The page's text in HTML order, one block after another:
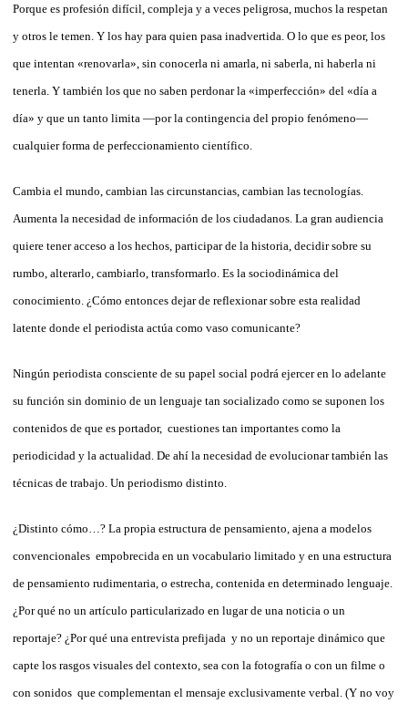
Porque es profesión difícil, compleja y a veces peligrosa, muchos la respetan
y otros le temen. Y los hay para quien pasa inadvertida. O lo que es peor, los
que intentan «renovarla», sin conocerla ni amarla, ni saberla, ni haberla ni
tenerla. Y también los que no saben perdonar la «imperfección» del «día a
día» y que un tanto limita —por la contingencia del propio fenómeno—
cualquier forma de perfeccionamiento científico.
Cambia el mundo, cambian las circunstancias, cambian las tecnologías.
Aumenta la necesidad de información de los ciudadanos. La gran audiencia
quiere tener acceso a los hechos, participar de la historia, decidir sobre su
rumbo, alterarlo, cambiarlo, transformarlo. Es la sociodinámica del
conocimiento. ¿Cómo entonces dejar de reflexionar sobre esta realidad
latente donde el periodista actúa como vaso comunicante?
Ningún periodista consciente de su papel social podrá ejercer en lo adelante
su función sin dominio de un lenguaje tan socializado como se suponen los
contenidos de que es portador, cuestiones tan importantes como la
periodicidad y la actualidad. De ahí la necesidad de evolucionar también las
técnicas de trabajo. Un periodismo distinto.
¿Distinto cómo…? La propia estructura de pensamiento, ajena a modelos
convencionales empobrecida en un vocabulario limitado y en una estructura
de pensamiento rudimentaria, o estrecha, contenida en determinado lenguaje.
¿Por qué no un artículo particularizado en lugar de una noticia o un
reportaje? ¿Por qué una entrevista prefijada y no un reportaje dinámico que
capte los rasgos visuales del contexto, sea con la fotografía o con un filme o
con sonidos que complementan el mensaje exclusivamente verbal. (Y no voy